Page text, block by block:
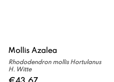
Mollis Azalea
Rhododendron mollis Hortulanus
H. Witte